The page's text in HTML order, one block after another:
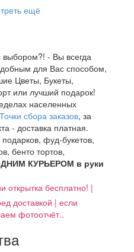
ещё
- Вы всегда
для Вас способом,
Цветы, Букеты,
или лучший подарок!
населенных
Точки сбора заказов, за
- доставка платная.
подарков, фуд-букетов,
бенто тортов,
КУРЬЕРОМ в руки
открытка бесплатно! |
доставкой | если
фотоотчёт..